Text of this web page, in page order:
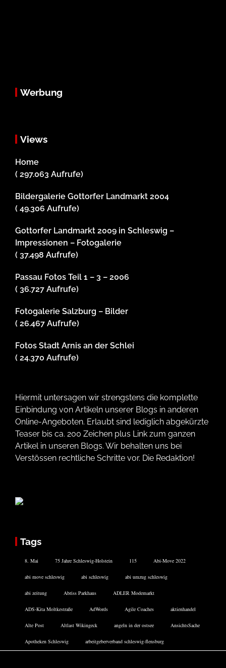
Werbung
Views
Home
( 297.063 Aufrufe)
Bildergalerie Gottorfer Landmarkt 2004
( 49.306 Aufrufe)
Gottorfer Landmarkt 2009 in Schleswig –
Impressionen – Fotogalerie
( 37.498 Aufrufe)
Passau Fotos Teil 1 – 3 – 2006
( 36.727 Aufrufe)
Fotogalerie Salzburg – Bilder
( 26.467 Aufrufe)
Fotos Stadt Arnis an der Schlei
( 24.370 Aufrufe)
Hiermit untersagen wir strengstens die komplette
Einbindung von Artikeln unserer Blogs in anderen
Online-Angeboten. Erlaubt sind lediglich abgekürzte
Teaser bis ca. 200 Zeichen plus Link zum ganzen
Artikel in unseren Blogs. Wir behalten uns bei
Verstössen rechtliche Schritte vor. Die Redaktion!
Tags
8. Mai 75 Jahre Schleswig-Holstein 115 Abi-Move 2022
abi move schleswig abi schleswig abi umzug schleswig
abi zeitung Abriss Parkhaus ADLER Modemarkt
ADS-Kita Moltkestraße AdWords Agile Coaches aktienhandel
Alte Post Altlast Wikingeck angeln in der ostsee AnsichtsSache
Apotheken Schleswig arbeitgeberverband schleswig-flensburg